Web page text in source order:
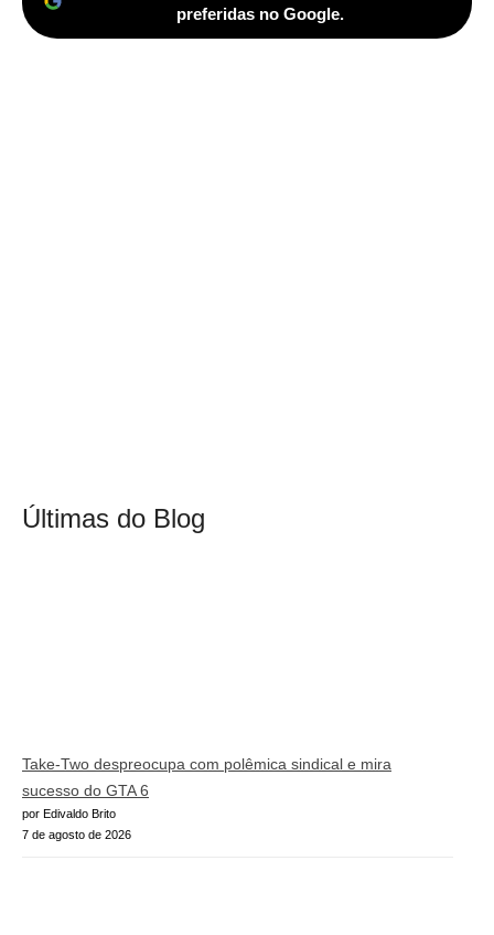
preferidas no Google.
Últimas do Blog
Take-Two despreocupa com polêmica sindical e mira
sucesso do GTA 6
por Edivaldo Brito
7 de agosto de 2026